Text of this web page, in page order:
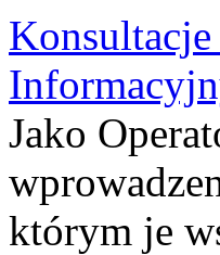
Jako
którym je